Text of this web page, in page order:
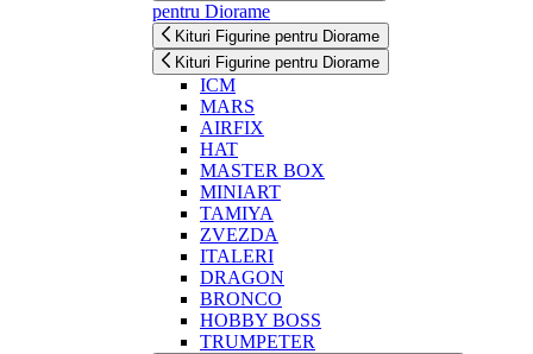
pentru Diorame
Kituri Figurine pentru Diorame
Kituri Figurine pentru Diorame
ICM
MARS
AIRFIX
HAT
MASTER BOX
MINIART
TAMIYA
ZVEZDA
ITALERI
DRAGON
BRONCO
HOBBY BOSS
TRUMPETER